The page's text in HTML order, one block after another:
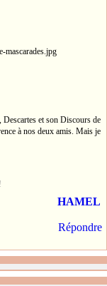
et son Discours de
à nos deux amis. Mais je
HAMEL
Répondre